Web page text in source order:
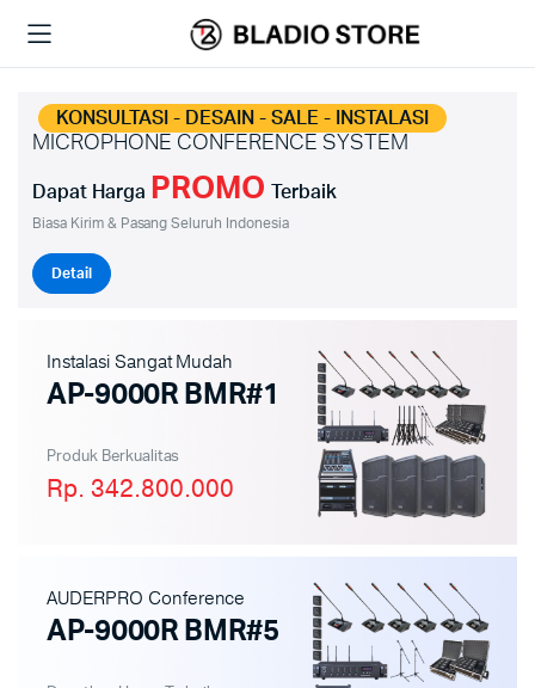
KONSULTASI - DESAIN - SALE - INSTALASI
MICROPHONE CONFERENCE SYSTEM
Dapat Harga PROMO Terbaik
Biasa Kirim & Pasang Seluruh Indonesia
Detail
Instalasi Sangat Mudah
AP-9000R BMR#1
Produk Berkualitas
Rp. 342.800.000
AUDERPRO Conference
AP-9000R BMR#5